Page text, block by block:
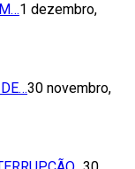
1 dezembro,
30 novembro,